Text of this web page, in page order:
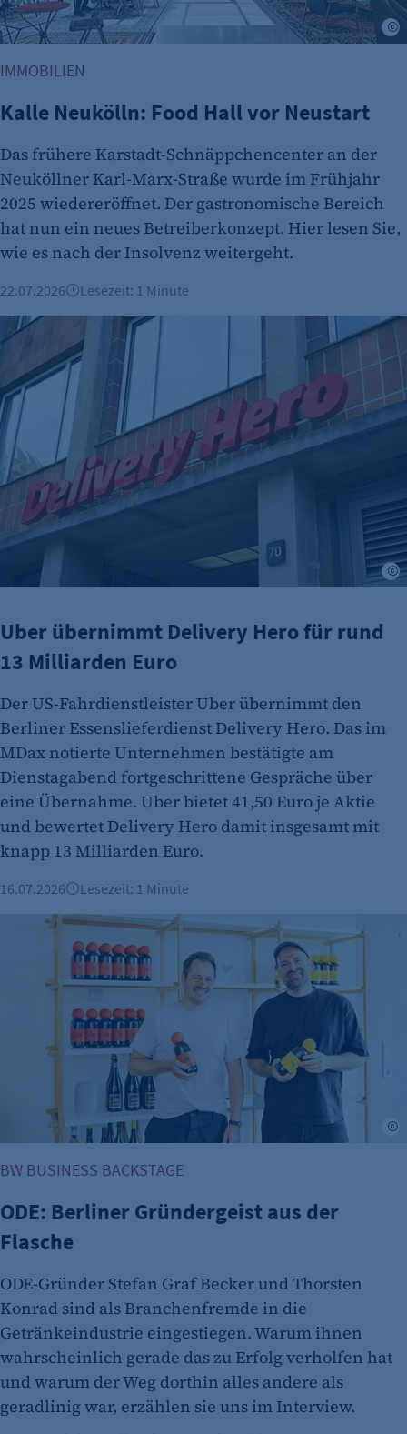
1 Jahr
etracker Analytics
Name:
et_oi_v2
Anbieter:
Zweck:
Cookie Erkennung
Cookie Laufzeit:
2 Jahre
etracker Analytics
Name:
et_allow_cookies
Es erlaubt eTracker Cookies zu setzen.
Cookie Laufzeit:
etracker Analytics
Name:
isSdEnabled
Anbieter:
etracker GmbH
Zweck:
Erkennung, ob bei dem Besucher die
Cookie Laufzeit:
24 Std.
IMMOBILIEN
Kalle Neukölln: Food Hall vor Neustart
Das frühere Karstadt-Schnäppchencenter an der
Neuköllner Karl-Marx-Straße wurde im Frühjahr
2025 wiedereröffnet. Der gastronomische Bereich
hat nun ein neues Betreiberkonzept. Hier lesen Sie,
wie es nach der Insolvenz weitergeht.
22.07.2026 Lesezeit: 1 Minute
Uber übernimmt Delivery Hero für rund 13 Milliarden Euro
Uber übernimmt Delivery Hero für rund
13 Milliarden Euro
Der US-Fahrdienstleister Uber übernimmt den
Berliner Essenslieferdienst Delivery Hero. Das im
MDax notierte Unternehmen bestätigte am
Dienstagabend fortgeschrittene Gespräche über
eine Übernahme. Uber bietet 41,50 Euro je Aktie
und bewertet Delivery Hero damit insgesamt mit
knapp 13 Milliarden Euro.
16.07.2026 Lesezeit: 1 Minute
ODE: Berliner Gründergeist aus der Flasche
BW BUSINESS BACKSTAGE
ODE: Berliner Gründergeist aus der
Flasche
ODE-Gründer Stefan Graf Becker und Thorsten
Konrad sind als Branchenfremde in die
Getränkeindustrie eingestiegen. Warum ihnen
wahrscheinlich gerade das zu Erfolg verholfen hat
und warum der Weg dorthin alles andere als
geradlinig war, erzählen sie uns im Interview.